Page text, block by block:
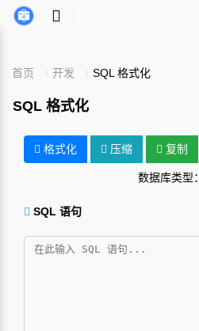
首页 开发 SQL 格式化
SQL 格式化
格式化 压缩 复制
数据库类型：
SQL 语句